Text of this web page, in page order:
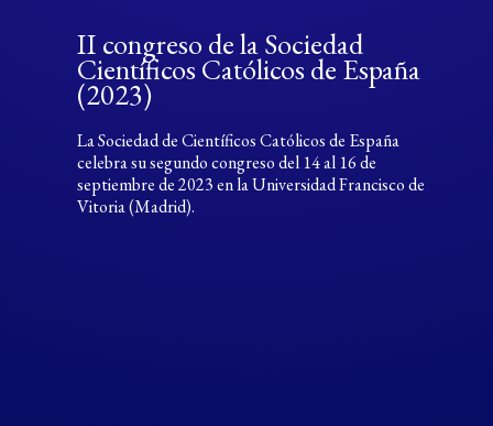
II congreso de la Sociedad
Científicos Católicos de España
(2023)
La Sociedad de Científicos Católicos de España
celebra su segundo congreso del 14 al 16 de
septiembre de 2023 en la Universidad Francisco de
Vitoria (Madrid).